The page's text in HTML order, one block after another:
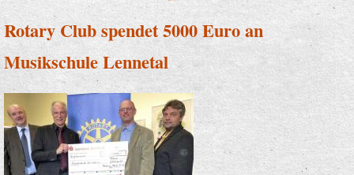
Rotary Club spendet 5000 Euro an
Musikschule Lennetal